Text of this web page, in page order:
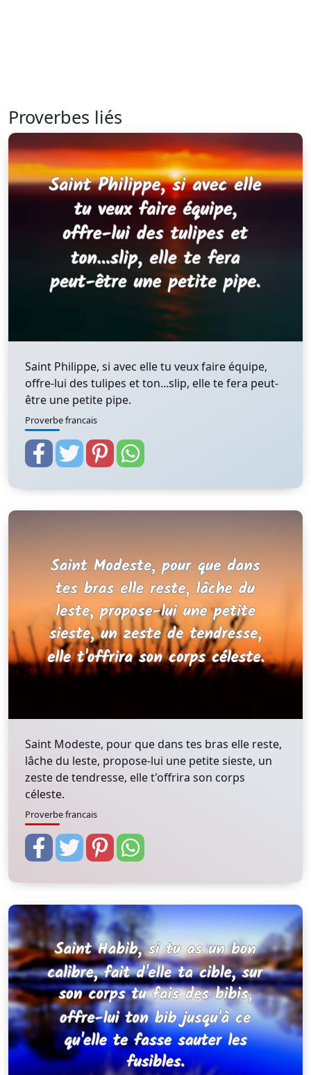
Proverbes liés
Saint Philippe, si avec elle tu veux faire équipe,
offre-lui des tulipes et ton...slip, elle te fera peut-
être une petite pipe.
Proverbe francais
Saint Modeste, pour que dans tes bras elle reste,
lâche du leste, propose-lui une petite sieste, un
zeste de tendresse, elle t'offrira son corps
céleste.
Proverbe francais